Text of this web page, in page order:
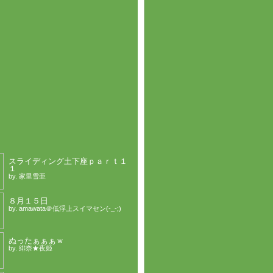
スライディング土下座ｐａｒｔ１
１
by. 家里雪亜
８月１５日
by. amawata＠低浮上スイマセン(-_-;)
ぬったぁぁぁｗ
by. 緋奈★夜姫